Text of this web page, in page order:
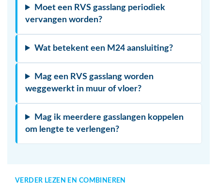
Moet een RVS gasslang periodiek
vervangen worden?
Wat betekent een M24 aansluiting?
Mag een RVS gasslang worden
weggewerkt in muur of vloer?
Mag ik meerdere gasslangen koppelen
om lengte te verlengen?
VERDER LEZEN EN COMBINEREN